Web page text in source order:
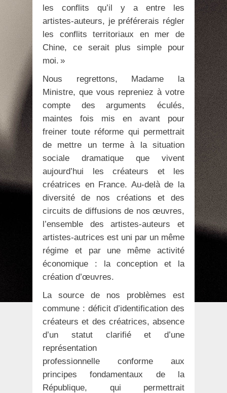
les conflits qu’il y a entre les
artistes-auteurs, je préférerais régler
les conflits territoriaux en mer de
Chine, ce serait plus simple pour
moi. »
Nous regrettons, Madame la
Ministre, que vous repreniez à votre
compte des arguments éculés,
maintes fois mis en avant pour
freiner toute réforme qui permettrait
de mettre un terme à la situation
sociale dramatique que vivent
aujourd’hui les créateurs et les
créatrices en France. Au-delà de la
diversité de nos créations et des
circuits de diffusions de nos œuvres,
l’ensemble des artistes-auteurs et
artistes-autrices est uni par un même
régime et par une même activité
économique : la conception et la
création d’œuvres.
La source de nos problèmes est
commune : déficit d’identification des
créateurs et des créatrices, absence
d’un statut clarifié et d’une
représentation
professionnelle conforme aux
principes fondamentaux de la
République, qui permettrait